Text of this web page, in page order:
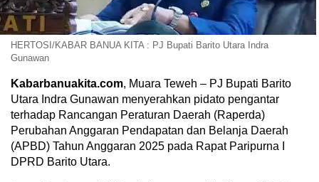
HERTOSI/KABAR BANUA KITA : PJ Bupati Barito Utara Indra
Gunawan
Kabarbanuakita.com, Muara Teweh – PJ Bupati Barito
Utara Indra Gunawan menyerahkan pidato pengantar
terhadap Rancangan Peraturan Daerah (Raperda)
Perubahan Anggaran Pendapatan dan Belanja Daerah
(APBD) Tahun Anggaran 2025 pada Rapat Paripurna I
DPRD Barito Utara.